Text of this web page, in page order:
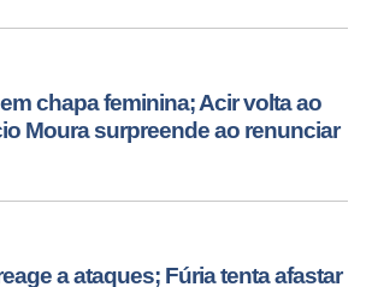
chapa feminina; Acir volta ao
Moura surpreende ao renunciar
a ataques; Fúria tenta afastar